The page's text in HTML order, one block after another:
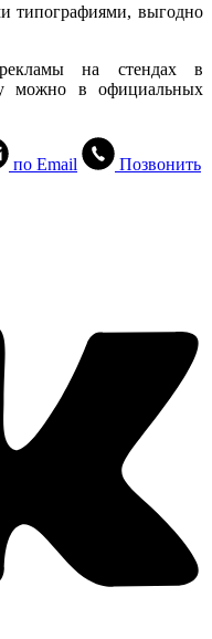
типографиями, выгодно
на стендах в
можно в официальных
по Email Позвонить